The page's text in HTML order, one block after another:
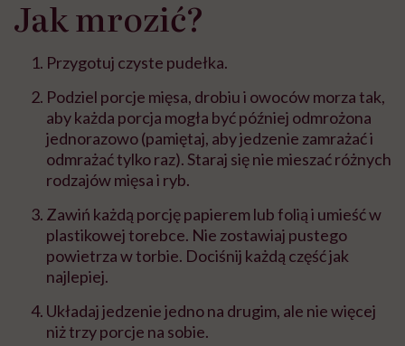
Jak mrozić?
Przygotuj czyste pudełka.
Podziel porcje mięsa, drobiu i owoców morza tak,
aby każda porcja mogła być później odmrożona
jednorazowo (pamiętaj, aby jedzenie zamrażać i
odmrażać tylko raz). Staraj się nie mieszać różnych
rodzajów mięsa i ryb.
Zawiń każdą porcję papierem lub folią i umieść w
plastikowej torebce. Nie zostawiaj pustego
powietrza w torbie. Dociśnij każdą część jak
najlepiej.
Układaj jedzenie jedno na drugim, ale nie więcej
niż trzy porcje na sobie.